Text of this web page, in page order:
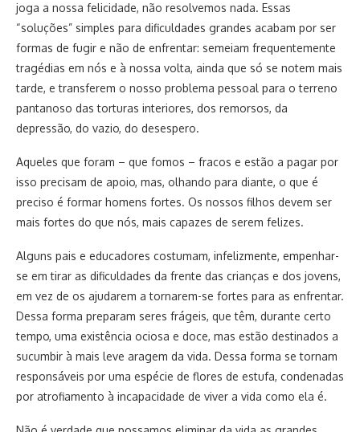
joga a nossa felicidade, não resolvemos nada. Essas
“soluções” simples para dificuldades grandes acabam por ser
formas de fugir e não de enfrentar: semeiam frequentemente
tragédias em nós e à nossa volta, ainda que só se notem mais
tarde, e transferem o nosso problema pessoal para o terreno
pantanoso das torturas interiores, dos remorsos, da
depressão, do vazio, do desespero.
Aqueles que foram – que fomos – fracos e estão a pagar por
isso precisam de apoio, mas, olhando para diante, o que é
preciso é formar homens fortes. Os nossos filhos devem ser
mais fortes do que nós, mais capazes de serem felizes.
Alguns pais e educadores costumam, infelizmente, empenhar-
se em tirar as dificuldades da frente das crianças e dos jovens,
em vez de os ajudarem a tornarem-se fortes para as enfrentar.
Dessa forma preparam seres frágeis, que têm, durante certo
tempo, uma existência ociosa e doce, mas estão destinados a
sucumbir à mais leve aragem da vida. Dessa forma se tornam
responsáveis por uma espécie de flores de estufa, condenadas
por atrofiamento à incapacidade de viver a vida como ela é.